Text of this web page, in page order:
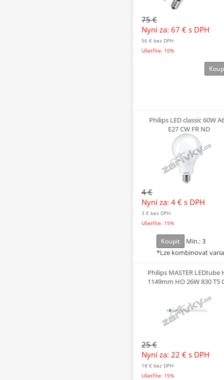
75 €
Nyní za: 67 € s DPH
56 € bez DPH
Ušetříte: 10%
Philips LED classic 60W
E27 CW FR ND
4 €
Nyní za: 4 € s DPH
3 € bez DPH
Ušetříte: 15%
Koupit
Min.: 3
*Lze kombinovat
Philips MASTER LEDtube
1149mm HO 26W 830 T5
25 €
Nyní za: 22 € s DPH
18 € bez DPH
Ušetříte: 15%